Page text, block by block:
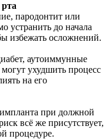
пародонтит или
устранить до начала
избежать осложнений.
аутоиммунные
ухудшить процесс
на его
при должной
всё же присутствует,
процедуре.